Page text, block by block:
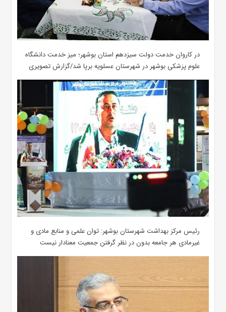
در کاروان خدمت دولت سیزدهم استان بوشهر؛ میز خدمت دانشگاه
علوم پزشکی بوشهر در شهرستان عسلویه برپا شد/گزارش تصویری
رئیس مرکز بهداشت شهرستان بوشهر: توان علمی و منابع مادی و
غیرمادی هر جامعه بدون در نظر گرفتن جمعیت معنادار نیست